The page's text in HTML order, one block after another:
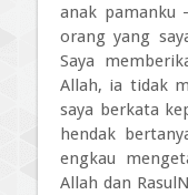
anak pamanku
orang yang
Saya
Allah, ia tidak
saya berkata
hendak
engkau
Allah dan